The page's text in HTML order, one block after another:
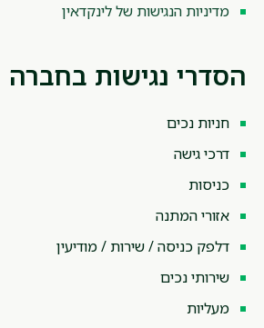
מדיניות הנגישות של לינקדאין
הסדרי נגישות בחברה
חניות נכים
דרכי גישה
כניסות
אזורי המתנה
דלפק כניסה / שירות / מודיעין
שירותי נכים
מעליות